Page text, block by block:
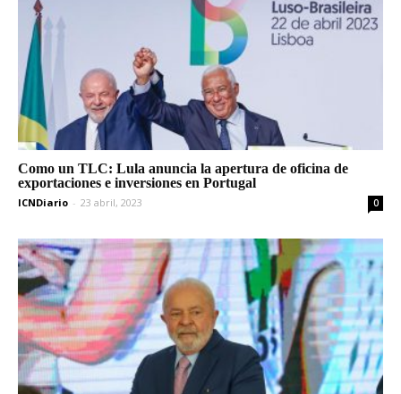
Como un TLC: Lula anuncia la apertura de oficina de
exportaciones e inversiones en Portugal
ICNDiario - 23 abril, 2023 0